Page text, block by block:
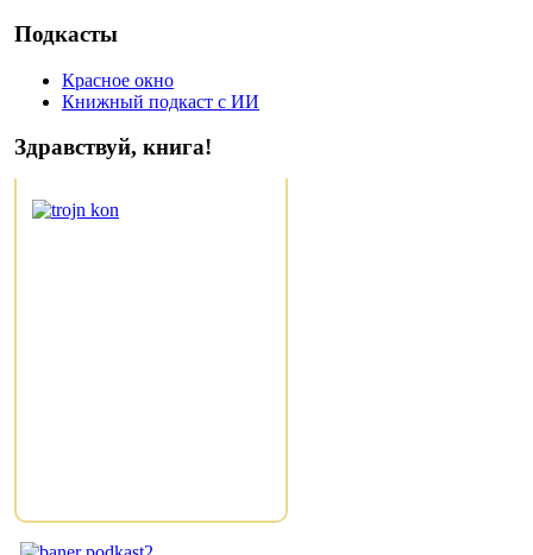
Подкасты
Красное окно
Книжный подкаст с ИИ
Здравствуй, книга!